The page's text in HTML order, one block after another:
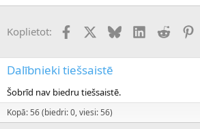
Koplietot: FacebookX (Twitter)
BlueskyLinkedInReddit
Dalībnieki tiešsaistē
Šobrīd nav biedru tiešsaistē.
Kopā: 56 (biedri: 0, viesi: 56)